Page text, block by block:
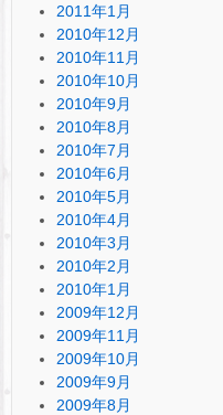
2011年1月
2010年12月
2010年11月
2010年10月
2010年9月
2010年8月
2010年7月
2010年6月
2010年5月
2010年4月
2010年3月
2010年2月
2010年1月
2009年12月
2009年11月
2009年10月
2009年9月
2009年8月